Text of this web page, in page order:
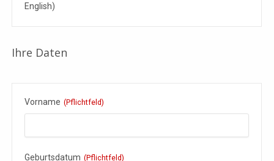
English)
Ihre Daten
Vorname (Pflichtfeld)
Geburtsdatum (Pflichtfeld)